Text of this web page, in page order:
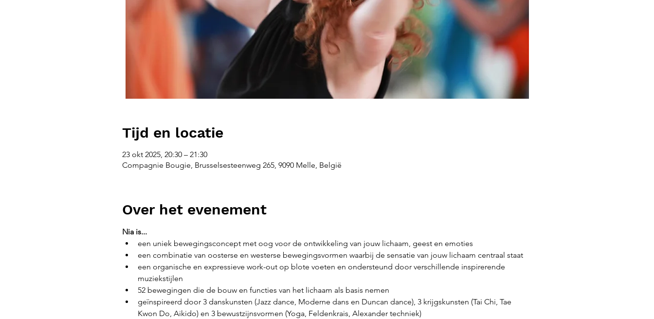
Tijd en locatie
23 okt 2025, 20:30 – 21:30
Compagnie Bougie, Brusselsesteenweg 265, 9090 Melle, België
Over het evenement
Nia is...
een uniek bewegingsconcept met oog voor de ontwikkeling van jouw lichaam, geest en emoties
een combinatie van oosterse en westerse bewegingsvormen waarbij de sensatie van jouw lichaam centraal staat
een organische en expressieve work-out op blote voeten en ondersteund door verschillende inspirerende
muziekstijlen
52 bewegingen die de bouw en functies van het lichaam als basis nemen
geïnspireerd door 3 danskunsten (Jazz dance, Moderne dans en Duncan dance), 3 krijgskunsten (Tai Chi, Tae
Kwon Do, Aikido) en 3 bewustzijnsvormen (Yoga, Feldenkrais, Alexander techniek)